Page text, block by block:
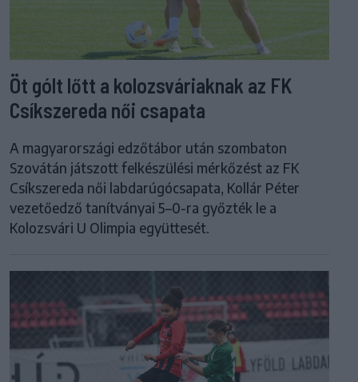
Öt gólt lőtt a kolozsváriaknak az FK
Csíkszereda női csapata
A magyarországi edzőtábor után szombaton
Szovátán játszott felkészülési mérkőzést az FK
Csíkszereda női labdarúgócsapata, Kollár Péter
vezetőedző tanítványai 5–0-ra győzték le a
Kolozsvári U Olimpia együttesét.